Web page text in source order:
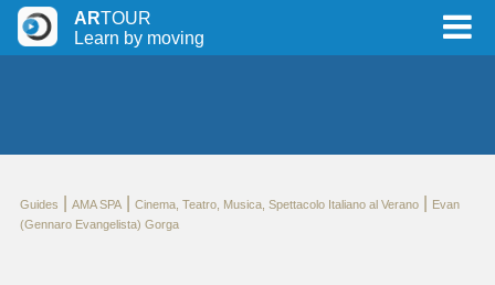
ARTOUR
Learn by moving
Guides AMA SPA| Cinema, Teatro, Musica, Spettacolo Italiano al Verano|
Evan
(Gennaro Evangelista) Gorga